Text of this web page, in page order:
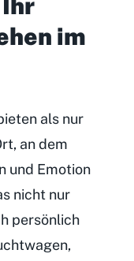
im
als nur
an dem
und Emotion
nicht nur
persönlich